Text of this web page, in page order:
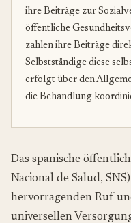
ihre Beiträge zur
öffentliche
zahlen ihre Beiträge
Selbstständige diese
erfolgt über den
die Behandlung
Das spanische
Nacional de Salud,
hervorragenden Ruf
universellen